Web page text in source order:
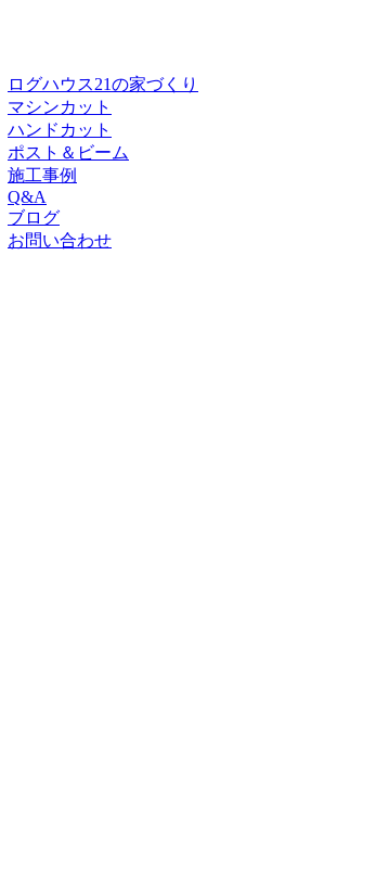
ログハウス21の家づくり
マシンカット
ハンドカット
ポスト＆ビーム
施工事例
Q&A
ブログ
お問い合わせ